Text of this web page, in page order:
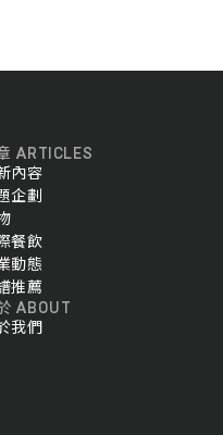
ARTICLES
內容
企劃
餐飲
動態
推薦
ABOUT
我們